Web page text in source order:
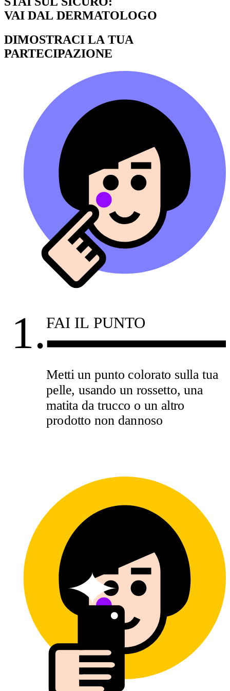
VAI DAL DERMATOLOGO
DIMOSTRACI LA TUA
PARTECIPAZIONE
FAI IL PUNTO
1.
Metti un punto colorato sulla tua
pelle, usando un rossetto, una
matita da trucco o un altro
prodotto non dannoso